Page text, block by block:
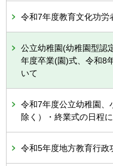
令和7年度教育文化功労
公立幼稚園(幼稚園型認
年度卒業(園)式、令和8
いて
令和7年度公立幼稚園、
除く）・終業式の日程
令和5年度地方教育行政